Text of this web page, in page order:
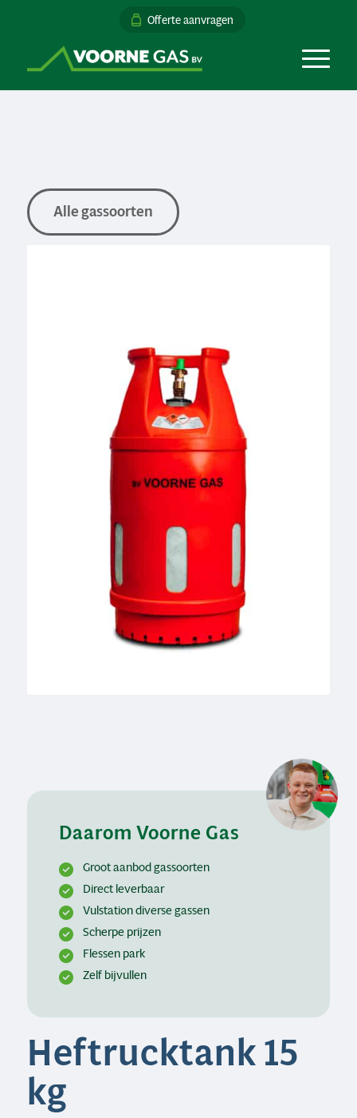
Offerte aanvragen
Alle gassoorten
Daarom Voorne Gas
Groot aanbod gassoorten
Direct leverbaar
Vulstation diverse gassen
Scherpe prijzen
Flessen park
Zelf bijvullen
Heftrucktank 15
kg